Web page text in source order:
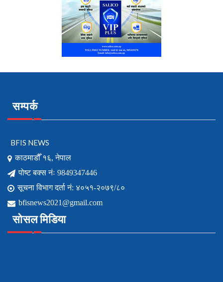
सम्पर्क
BFIS NEWS
काठमाडौँ १६, नेपाल
पोष्ट बक्स नंः 9849347446
सूचना विभाग दर्ता नं: ४०५१-२०७९/८०
bfisnews2021@gmail.com
सोसल मिडिया